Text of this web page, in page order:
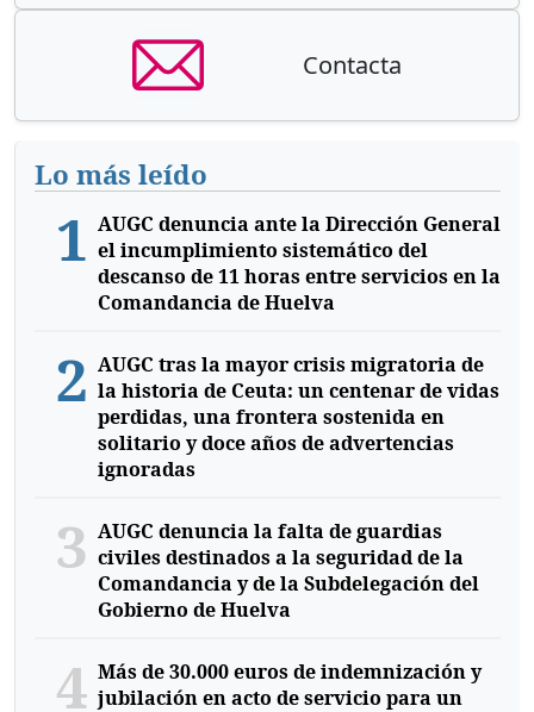
Contacta
Lo más leído
1 AUGC denuncia ante la Dirección General
el incumplimiento sistemático del
descanso de 11 horas entre servicios en la
Comandancia de Huelva
2 AUGC tras la mayor crisis migratoria de
la historia de Ceuta: un centenar de vidas
perdidas, una frontera sostenida en
solitario y doce años de advertencias
ignoradas
3 AUGC denuncia la falta de guardias
civiles destinados a la seguridad de la
Comandancia y de la Subdelegación del
Gobierno de Huelva
4 Más de 30.000 euros de indemnización y
jubilación en acto de servicio para un